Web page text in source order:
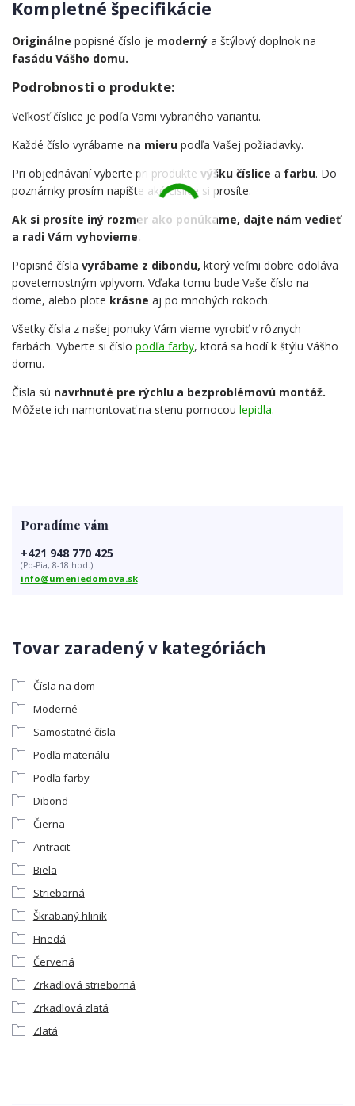
Kompletné špecifikácie
Originálne popisné číslo je moderný a štýlový doplnok na
fasádu Vášho domu.
Podrobnosti o produkte:
Veľkosť číslice je podľa Vami vybraného variantu.
Každé číslo vyrábame na mieru podľa Vašej požiadavky.
Pri objednávaní vyberte pri produkte výšku číslice a farbu. Do
poznámky prosím napíšte aké číslice si prosíte.
Ak si prosíte iný rozmer ako ponúkame, dajte nám vedieť
a radi Vám vyhovieme.
Popisné čísla vyrábame z dibondu, ktorý veľmi dobre odoláva
poveternostným vplyvom. Vďaka tomu bude Vaše číslo na
dome, alebo plote krásne aj po mnohých rokoch.
Všetky čísla z našej ponuky Vám vieme vyrobiť v rôznych
farbách. Vyberte si číslo podľa farby, ktorá sa hodí k štýlu Vášho
domu.
Čísla sú navrhnuté pre rýchlu a bezproblémovú montáž.
Môžete ich namontovať na stenu pomocou lepidla.
Tovar zaradený v kategóriách
Čísla na dom
Moderné
Samostatné čísla
Podľa materiálu
Podľa farby
Dibond
Čierna
Antracit
Biela
Strieborná
Škrabaný hliník
Hnedá
Červená
Zrkadlová strieborná
Zrkadlová zlatá
Zlatá
Poradíme vám
+421 948 770 425
(Po-Pia, 8-18 hod.)
info@umeniedomova.sk